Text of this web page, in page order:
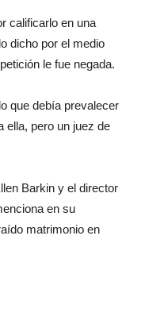
calificarlo en una
dicho por el medio
le fue negada.
que debía prevalecer
ella, pero un juez de
Barkin y el director
en su
matrimonio en